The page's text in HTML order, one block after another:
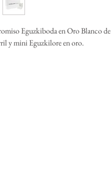
Eguzkiboda en Oro Blanco
y mini Eguzkilore en oro.